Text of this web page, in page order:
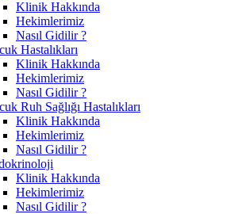
Klinik Hakkında
Hekimlerimiz
Nasıl Gidilir ?
Hastalıkları
Klinik Hakkında
Hekimlerimiz
Nasıl Gidilir ?
Ruh Sağlığı Hastalıkları
Klinik Hakkında
Hekimlerimiz
Nasıl Gidilir ?
Klinik Hakkında
Hekimlerimiz
Nasıl Gidilir ?